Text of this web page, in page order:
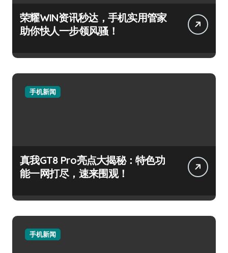
荣耀WIN资讯秒达，手机实用管家
助你快人一步领风骚！
手机新闻
真我GT8 Pro亮点大揭秘：特色功
能一网打尽，速来围观！
手机新闻